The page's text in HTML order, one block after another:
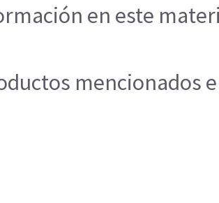
en este
mencionados